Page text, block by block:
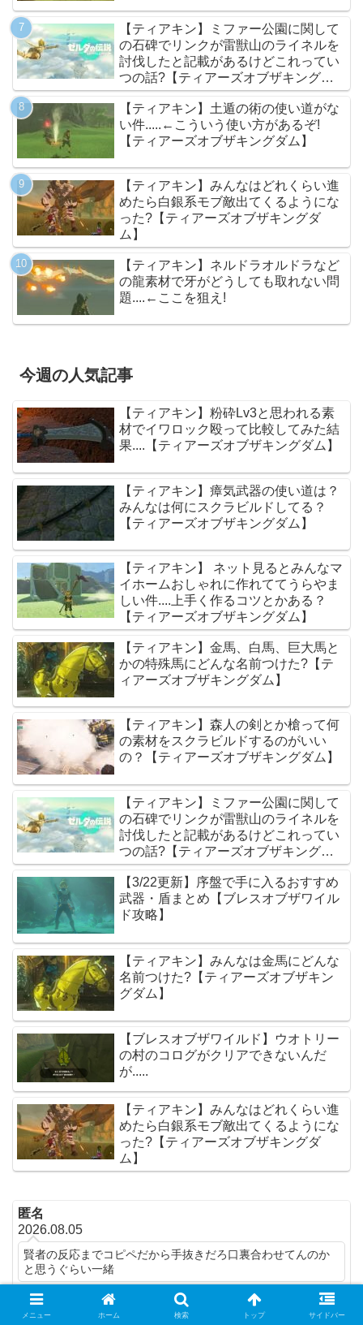
【ティアキン】ミファー公園に関して
の石碑でリンクが雷獣山のライネルを
討伐したと記載があるけどこれってい
つの話?【ティアーズオブザキングダ
ム】
【ティアキン】土遁の術の使い道がな
い件.....←こういう使い方があるぞ!
【ティアーズオブザキングダム】
【ティアキン】みんなはどれくらい進
めたら白銀系モブ敵出てくるようにな
った?【ティアーズオブザキングダ
ム】
【ティアキン】ネルドラオルドラなど
の龍素材で牙がどうしても取れない問
題....←ここを狙え!
今週の人気記事
【ティアキン】粉砕Lv3と思われる素
材でイワロック殴って比較してみた結
果....【ティアーズオブザキングダム】
【ティアキン】瘴気武器の使い道は？
みんなは何にスクラビルドしてる？
【ティアーズオブザキングダム】
【ティアキン】 ネット見るとみんなマ
イホームおしゃれに作れててうらやま
しい件....上手く作るコツとかある？
【ティアーズオブザキングダム】
【ティアキン】金馬、白馬、巨大馬と
かの特殊馬にどんな名前つけた?【テ
ィアーズオブザキングダム】
【ティアキン】森人の剣とか槍って何
の素材をスクラビルドするのがいい
の？【ティアーズオブザキングダム】
【ティアキン】ミファー公園に関して
の石碑でリンクが雷獣山のライネルを
討伐したと記載があるけどこれってい
つの話?【ティアーズオブザキングダ
ム】
【3/22更新】序盤で手に入るおすすめ
武器・盾まとめ【ブレスオブザワイル
ド攻略】
【ティアキン】みんなは金馬にどんな
名前つけた?【ティアーズオブザキン
グダム】
【ブレスオブザワイルド】ウオトリー
の村のコログがクリアできないんだ
が.....
【ティアキン】みんなはどれくらい進
めたら白銀系モブ敵出てくるようにな
った?【ティアーズオブザキングダ
ム】
匿名
2026.08.05
賢者の反応までコピペだから手抜きだろ口裏合わせてんのか
と思うぐらい一緒
【ティアキン】神殿後のムービーが毎回ほぼ同じ内容
なのってどんな意図があったのかな?
メニュー ホーム 検索 トップ サイドバー